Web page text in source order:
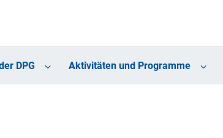
DPG Aktivitäten und Programme